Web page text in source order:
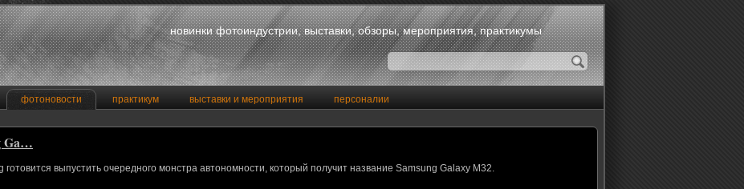
новинки фотоиндустрии, выставки, обзоры, мероприятия, практикумы
фотоновости практикум выставки и мероприятия персоналии
Ga…
выпустить очередного монстра автономности, который получит название Samsung Galaxy M32.